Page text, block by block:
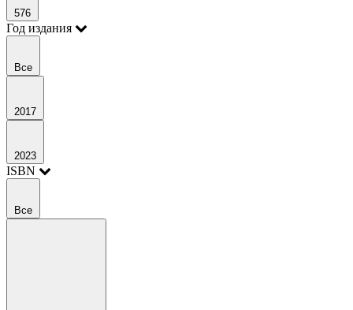
576
Год издания
Все
2017
2023
ISBN
Все